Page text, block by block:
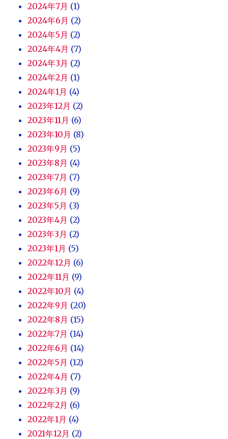
2024年7月 (1)
2024年6月 (2)
2024年5月 (2)
2024年4月 (7)
2024年3月 (2)
2024年2月 (1)
2024年1月 (4)
2023年12月 (2)
2023年11月 (6)
2023年10月 (8)
2023年9月 (5)
2023年8月 (4)
2023年7月 (7)
2023年6月 (9)
2023年5月 (3)
2023年4月 (2)
2023年3月 (2)
2023年1月 (5)
2022年12月 (6)
2022年11月 (9)
2022年10月 (4)
2022年9月 (20)
2022年8月 (15)
2022年7月 (14)
2022年6月 (14)
2022年5月 (12)
2022年4月 (7)
2022年3月 (9)
2022年2月 (6)
2022年1月 (4)
2021年12月 (2)